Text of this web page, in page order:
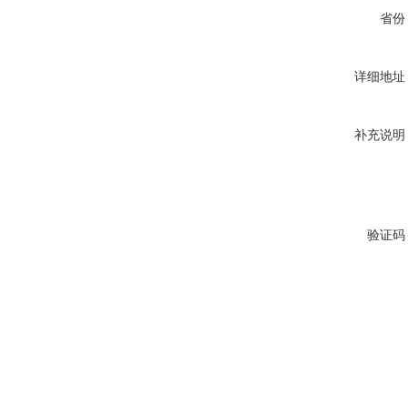
省份
详细地址
补充说明
验证码